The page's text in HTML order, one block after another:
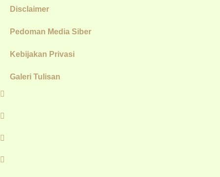
Disclaimer
Pedoman Media Siber
Kebijakan Privasi
Galeri Tulisan